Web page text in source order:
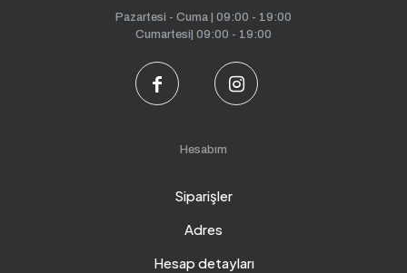
Pazartesi - Cuma | 09:00 - 19:00
Cumartesi| 09:00 - 19:00
Hesabım
Siparişler
Adres
Hesap detayları